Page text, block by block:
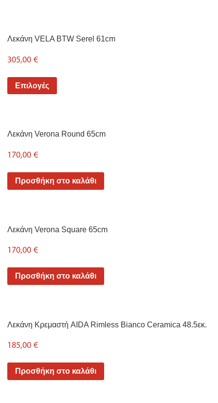
Λεκάνη VELA BTW Serel 61cm
305,00 €
Επιλογές
Λεκάνη Verona Round 65cm
170,00 €
Προσθήκη στο καλάθι
Λεκάνη Verona Square 65cm
170,00 €
Προσθήκη στο καλάθι
Λεκάνη Κρεμαστή AIDA Rimless Bianco Ceramica 48.5εκ.
185,00 €
Προσθήκη στο καλάθι